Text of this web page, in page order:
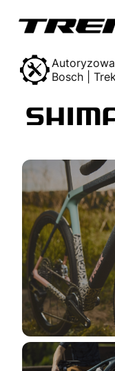
Bosch |
ROWERY
GRAVELOWE